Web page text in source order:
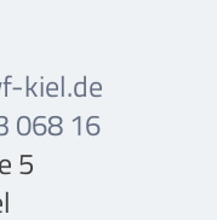
kiel.de
068 16
5